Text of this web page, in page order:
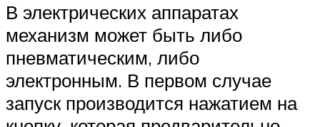
В электрических аппаратах
механизм может быть либо
пневматическим, либо
электронным. В первом случае
запуск производится нажатием на